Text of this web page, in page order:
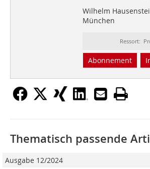
Wilhelm
München
Ressort:
Abonnement
Thematisch passende
Ausgabe 12/2024